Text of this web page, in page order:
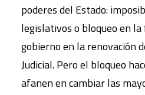
poderes del Estado:
legislativos o bloqueo en
gobierno en la renovación
Judicial. Pero el bloqueo
afanen en cambiar las